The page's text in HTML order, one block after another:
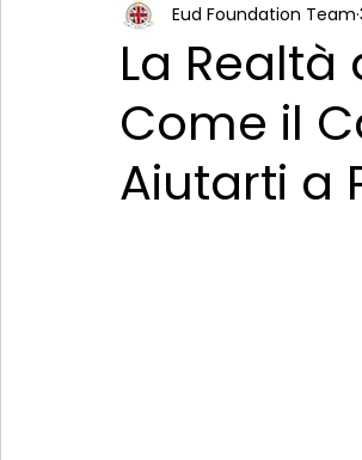
Come lavoriamo Earth's Call
Networking in una crisi The
La Realtà
Come il
Aiutarti a
Eud Foundation Team